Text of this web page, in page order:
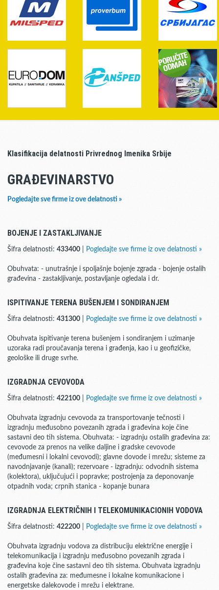
Klasifikacija delatnosti Privrednog Imenika Srbije
GRAĐEVINARSTVO
Pogledajte sve firme iz ove delatnosti »
BOJENJE I ZASTAKLJIVANJE
Šifra delatnosti: 433400 Pogledajte sve firme iz ove delatnosti »
Obuhvata: - unutrašnje i spoljašnje bojenje zgrada - bojenje ostalih
građevina - zastakljivanje, postavljanje ogledala i dr.
ISPITIVANJE TERENA BUŠENJEM I SONDIRANJEM
Šifra delatnosti: 431300 Pogledajte sve firme iz ove delatnosti »
Obuhvata ispitivanje terena bušenjem i sondiranjem i uzimanje
uzoraka radi proučavanja terena i građenja, kao i u geofizičke,
geološke ili druge svrhe.
IZGRADNJA CEVOVODA
Šifra delatnosti: 422100 Pogledajte sve firme iz ove delatnosti »
Obuhvata izgradnju cevovoda za transportovanje tečnosti i
izgradnju međusobno povezanih zgrada i građevina koje čine
sastavni deo tih sistema. Obuhvata: - izgradnju ostalih građevina za:
cevovode za prenos na velike daljine i gradske cevovode
(međumesni i lokalni cevovodi); glavne dovode i mrežu; sisteme za
navodnjavanje (kanali); rezervoare - izgradnju: odvodnih sistema
(kolektora), uključujući i popravke; postrojenja za deponovanje
otpadnih voda; crpnih stanica - kopanje bunara
IZGRADNJA ELEKTRIČNIH I TELEKOMUNIKACIONIH VODOVA
Šifra delatnosti: 422200 Pogledajte sve firme iz ove delatnosti »
Obuhvata izgradnju vodova za distribuciju električne energije i
telekomunikacija i izgradnju međusobno povezanih zgrada i
građevina koje čine sastavni deo tih sistema. Obuhvata izgradnju
ostalih građevina za: međumesne i lokalne komunikacione i
energetske dalekovode i mrežu i elektrane.